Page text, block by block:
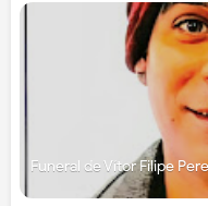
Funeral de Vítor Filipe